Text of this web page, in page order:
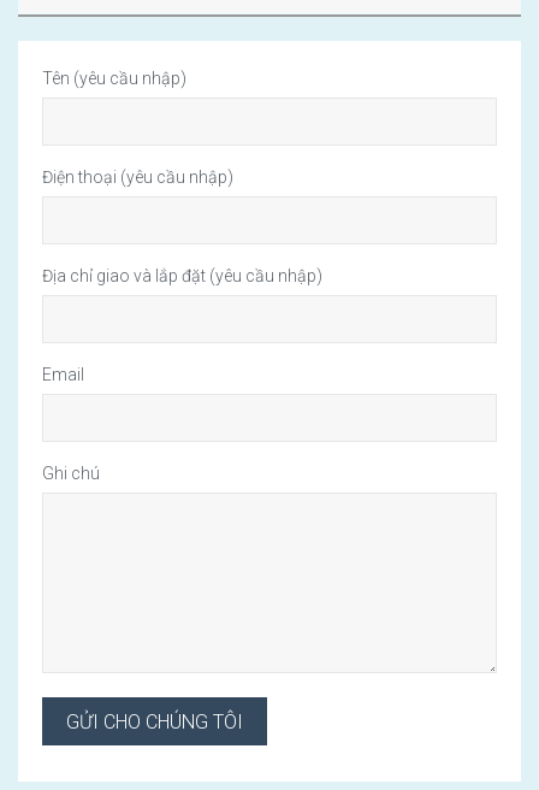
Tên (yêu cầu nhập)
Điện thoại (yêu cầu nhập)
Địa chỉ giao và lắp đặt (yêu cầu nhập)
Email
Ghi chú